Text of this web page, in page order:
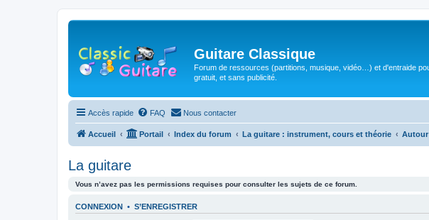
Guitare Classique
Forum de ressources (partitions, musique, vidéo…) et d'entraide
gratuit, et sans publicité.
Accès rapide FAQ Nous contacter
Accueil Portail Index du forum La guitare : instrument, cours et théorie Autour
La guitare
Vous n’avez pas les permissions requises pour consulter les sujets de ce forum.
CONNEXION • S’ENREGISTRER